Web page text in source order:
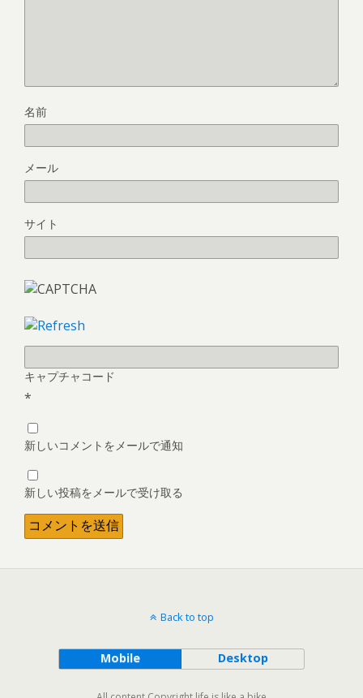
名前
メール
サイト
キャプチャコード
*
新しいコメントをメールで通知
新しい投稿をメールで受け取る
Back to top
Mobile Desktop